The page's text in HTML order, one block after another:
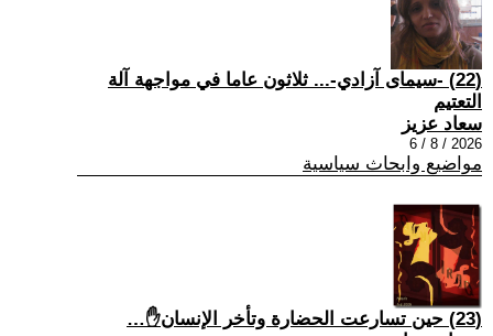
(22) -سيمای آزادي-... ثلاثون عاما في مواجهة آلة
التعتيم
سعاد عزيز
2026 / 8 / 6
مواضيع وابحاث سياسية
(23) حين تسارعت الحضارة وتأخر الإنسان✋…